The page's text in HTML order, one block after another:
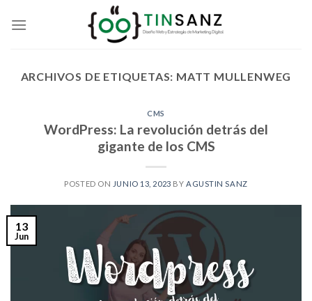
ARCHIVOS DE ETIQUETAS: MATT MULLENWEG
CMS
WordPress: La revolución detrás del
gigante de los CMS
POSTED ON JUNIO 13, 2023 BY AGUSTIN SANZ
13
Jun